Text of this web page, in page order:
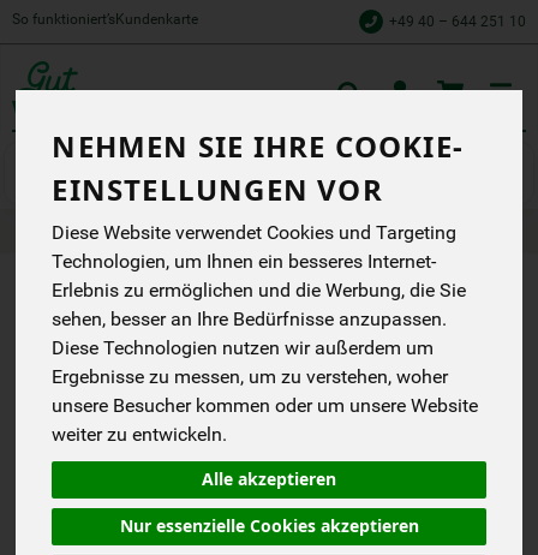
NEHMEN SIE IHRE COOKIE-
EINSTELLUNGEN VOR
Diese Website verwendet Cookies und Targeting
Technologien, um Ihnen ein besseres Internet-
Erlebnis zu ermöglichen und die Werbung, die Sie
sehen, besser an Ihre Bedürfnisse anzupassen.
Diese Technologien nutzen wir außerdem um
Ergebnisse zu messen, um zu verstehen, woher
unsere Besucher kommen oder um unsere Website
weiter zu entwickeln.
Alle akzeptieren
Nur essenzielle Cookies akzeptieren
So funktioniert’s Kundenkarte +49 40 – 644 251 10
Produkte Getränke Wein Weißwein
PRODUKT "X
MUSCAT DE
RIVESALTES,
T DE
TERROIRS
WEISS"
NICHT V
cart